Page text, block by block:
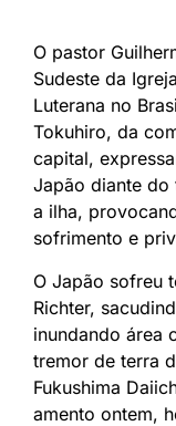
O pastor
Sudeste da
Luterana no
Tokuhiro, da
capital,
Japão diante do
a ilha,
sofrimento e
O Japão sofreu
Richter,
inundando área
tremor de terra
Fukushima
amento ontem,